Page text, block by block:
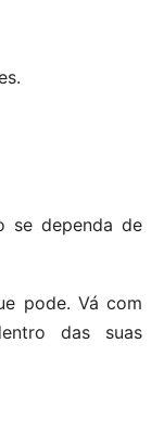
se dependa de
pode. Vá com
das suas